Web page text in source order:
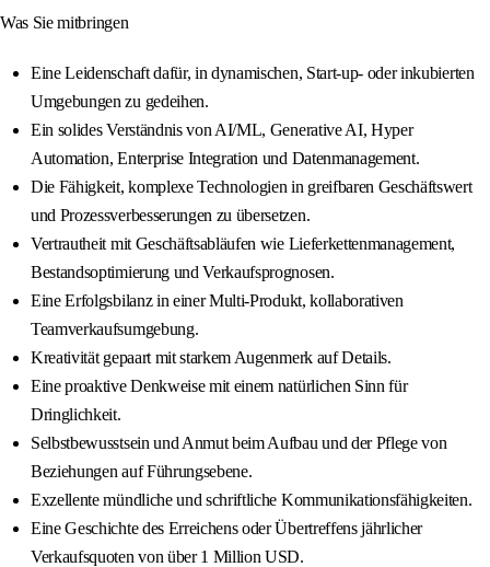
Was Sie mitbringen
Eine Leidenschaft dafür, in dynamischen, Start-up- oder inkubierten
Umgebungen zu gedeihen.
Ein solides Verständnis von AI/ML, Generative AI, Hyper
Automation, Enterprise Integration und Datenmanagement.
Die Fähigkeit, komplexe Technologien in greifbaren Geschäftswert
und Prozessverbesserungen zu übersetzen.
Vertrautheit mit Geschäftsabläufen wie Lieferkettenmanagement,
Bestandsoptimierung und Verkaufsprognosen.
Eine Erfolgsbilanz in einer Multi-Produkt, kollaborativen
Teamverkaufsumgebung.
Kreativität gepaart mit starkem Augenmerk auf Details.
Eine proaktive Denkweise mit einem natürlichen Sinn für
Dringlichkeit.
Selbstbewusstsein und Anmut beim Aufbau und der Pflege von
Beziehungen auf Führungsebene.
Exzellente mündliche und schriftliche Kommunikationsfähigkeiten.
Eine Geschichte des Erreichens oder Übertreffens jährlicher
Verkaufsquoten von über 1 Million USD.